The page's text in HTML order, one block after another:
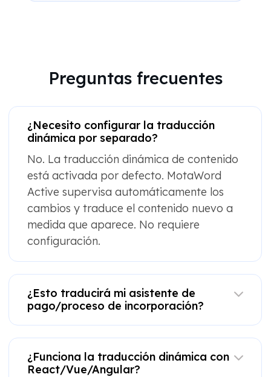
Preguntas frecuentes
¿Necesito configurar la traducción
dinámica por separado?
No. La traducción dinámica de contenido
está activada por defecto. MotaWord
Active supervisa automáticamente los
cambios y traduce el contenido nuevo a
medida que aparece. No requiere
configuración.
¿Esto traducirá mi asistente de
pago/proceso de incorporación?
¿Funciona la traducción dinámica con
React/Vue/Angular?